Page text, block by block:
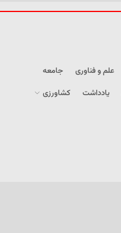
علم و فناوری
جامعه
یادداشت
کشاورزی